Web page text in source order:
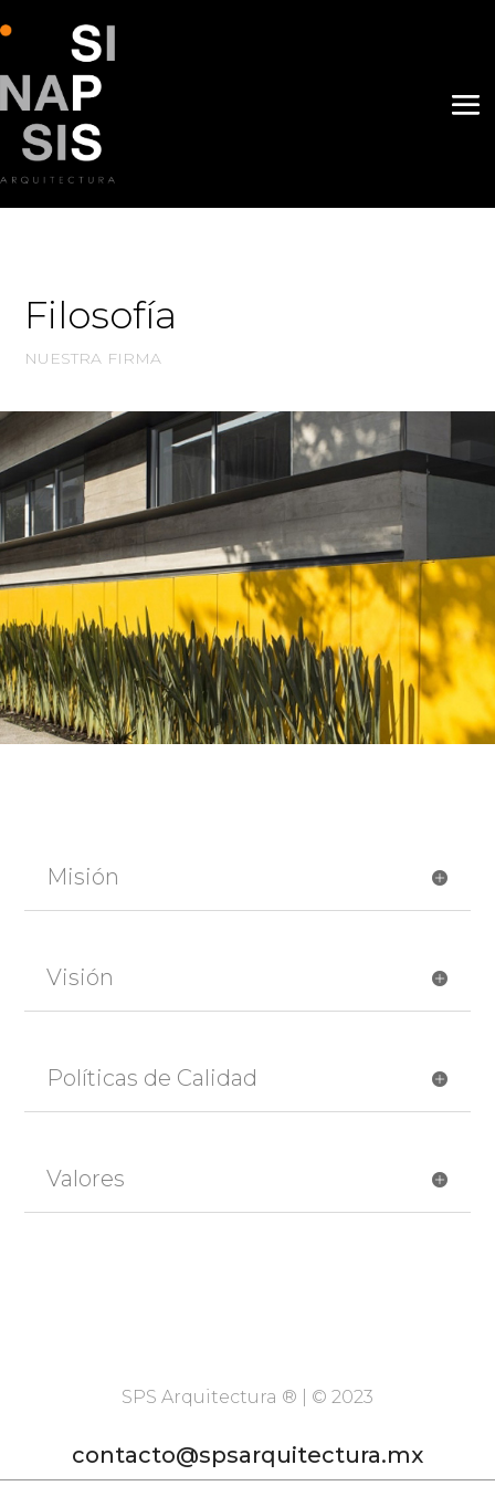
Filosofía
nuestra firma
Misión
Visión
Políticas de Calidad
Valores
SPS Arquitectura ® | © 2023
contacto@spsarquitectura.mx